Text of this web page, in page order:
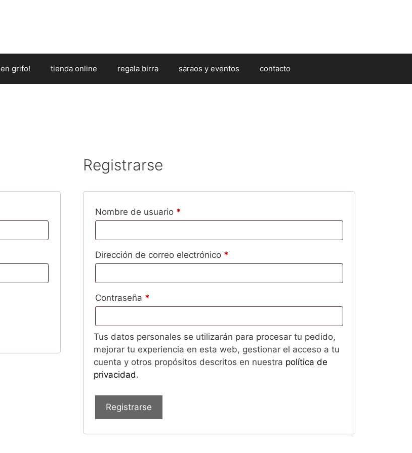
en grifo! tienda online regala birra saraos y eventos contacto
Registrarse
Nombre de usuario *
Dirección de correo electrónico *
Contraseña *
Tus datos personales se utilizarán para procesar tu pedido,
mejorar tu experiencia en esta web, gestionar el acceso a tu
cuenta y otros propósitos descritos en nuestra política de
privacidad.
Registrarse